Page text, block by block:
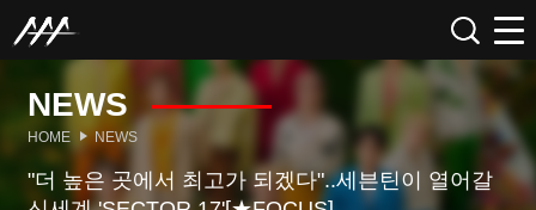
NEWS
HOME NEWS
"더 높은 곳에서 최고가 되겠다"..세븐틴이 열어갈